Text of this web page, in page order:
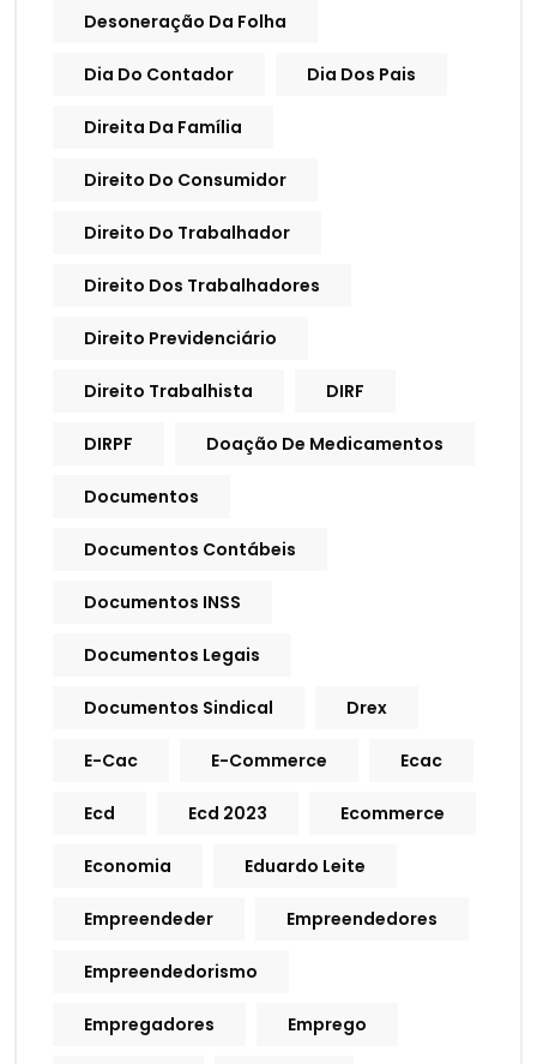
Desoneração Da Folha
Dia Do Contador Dia Dos Pais
Direita Da Família
Direito Do Consumidor
Direito Do Trabalhador
Direito Dos Trabalhadores
Direito Previdenciário
Direito Trabalhista DIRF
DIRPF Doação De Medicamentos
Documentos
Documentos Contábeis
Documentos INSS
Documentos Legais
Documentos Sindical Drex
E-Cac E-Commerce Ecac
Ecd Ecd 2023 Ecommerce
Economia Eduardo Leite
Empreendeder Empreendedores
Empreendedorismo
Empregadores Emprego